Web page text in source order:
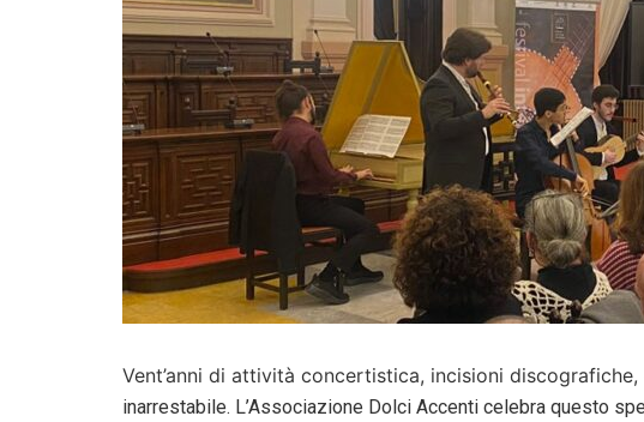
Vent’anni di attività concertistica, incisioni
inarrestabile. L’Associazione Dolci Accenti celebra questo